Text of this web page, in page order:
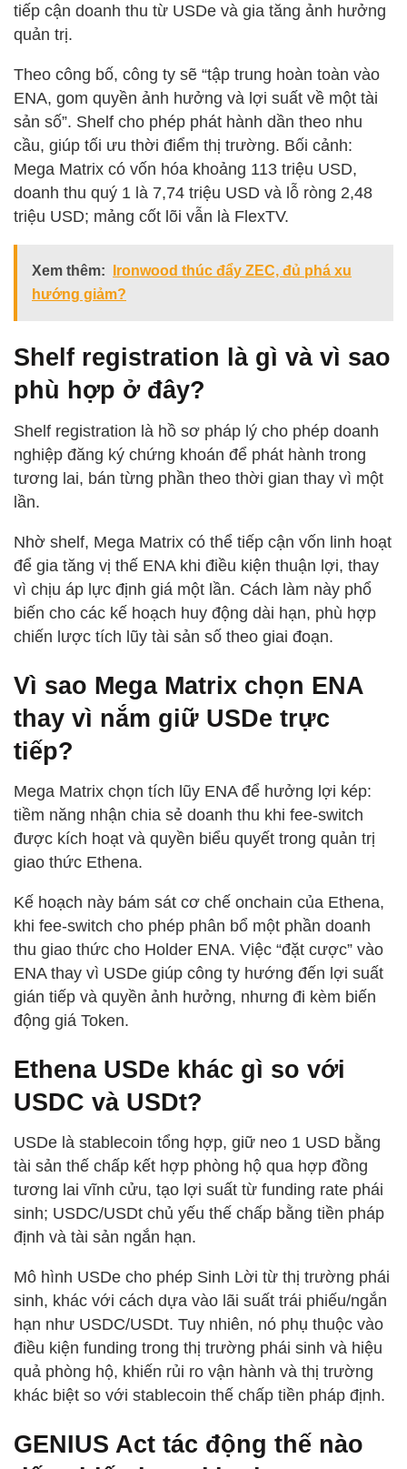
tiếp cận doanh thu từ USDe và gia tăng ảnh hưởng
quản trị.
Theo công bố, công ty sẽ “tập trung hoàn toàn vào
ENA, gom quyền ảnh hưởng và lợi suất về một tài
sản số”. Shelf cho phép phát hành dần theo nhu
cầu, giúp tối ưu thời điểm thị trường. Bối cảnh:
Mega Matrix có vốn hóa khoảng 113 triệu USD,
doanh thu quý 1 là 7,74 triệu USD và lỗ ròng 2,48
triệu USD; mảng cốt lõi vẫn là FlexTV.
Xem thêm:
Ironwood thúc đẩy ZEC, đủ phá xu
hướng giảm?
Shelf registration là gì và vì sao
phù hợp ở đây?
Shelf registration là hồ sơ pháp lý cho phép doanh
nghiệp đăng ký chứng khoán để phát hành trong
tương lai, bán từng phần theo thời gian thay vì một
lần.
Nhờ shelf, Mega Matrix có thể tiếp cận vốn linh hoạt
để gia tăng vị thế ENA khi điều kiện thuận lợi, thay
vì chịu áp lực định giá một lần. Cách làm này phổ
biến cho các kế hoạch huy động dài hạn, phù hợp
chiến lược tích lũy tài sản số theo giai đoạn.
Vì sao Mega Matrix chọn ENA
thay vì nắm giữ USDe trực
tiếp?
Mega Matrix chọn tích lũy ENA để hưởng lợi kép:
tiềm năng nhận chia sẻ doanh thu khi fee-switch
được kích hoạt và quyền biểu quyết trong quản trị
giao thức Ethena.
Kế hoạch này bám sát cơ chế onchain của Ethena,
khi fee-switch cho phép phân bổ một phần doanh
thu giao thức cho Holder ENA. Việc “đặt cược” vào
ENA thay vì USDe giúp công ty hướng đến lợi suất
gián tiếp và quyền ảnh hưởng, nhưng đi kèm biến
động giá Token.
Ethena USDe khác gì so với
USDC và USDt?
USDe là stablecoin tổng hợp, giữ neo 1 USD bằng
tài sản thế chấp kết hợp phòng hộ qua hợp đồng
tương lai vĩnh cửu, tạo lợi suất từ funding rate phái
sinh; USDC/USDt chủ yếu thế chấp bằng tiền pháp
định và tài sản ngắn hạn.
Mô hình USDe cho phép Sinh Lời từ thị trường phái
sinh, khác với cách dựa vào lãi suất trái phiếu/ngắn
hạn như USDC/USDt. Tuy nhiên, nó phụ thuộc vào
điều kiện funding trong thị trường phái sinh và hiệu
quả phòng hộ, khiến rủi ro vận hành và thị trường
khác biệt so với stablecoin thế chấp tiền pháp định.
GENIUS Act tác động thế nào